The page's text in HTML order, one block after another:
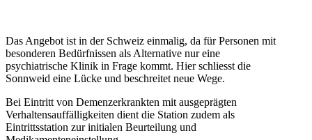
Das Angebot ist in der Schweiz einmalig, da für Personen mit
besonderen Bedürfnissen als Alternative nur eine
psychiatrische Klinik in Frage kommt. Hier schliesst die
Sonnweid eine Lücke und beschreitet neue Wege.
Bei Eintritt von Demenzerkrankten mit ausgeprägten
Verhaltensauffälligkeiten dient die Station zudem als
Eintrittsstation zur initialen Beurteilung und